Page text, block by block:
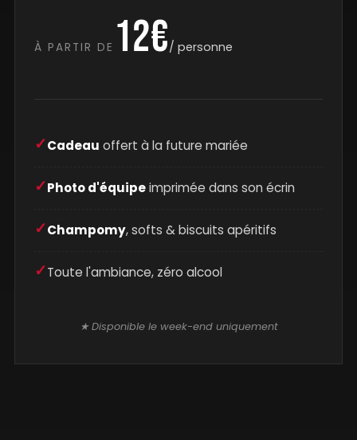
À PARTIR DE 12€/ personne
Cadeau offert à la future mariée
Photo d'équipeimprimée dans son écrin
Champomy, softs & biscuits apéritifs
Toute l'ambiance, zéro alcool
★ Disponible le week-end uniquement